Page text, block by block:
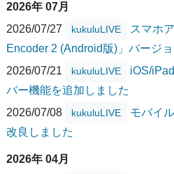
2026年 07月
2026/07/27
kukuluLIVE
スマホ
Encoder 2 (Android版)」バージ
2026/07/21
kukuluLIVE
iOS/
バー機能を追加しました
2026/07/08
kukuluLIVE
モバイ
改良しました
2026年 04月